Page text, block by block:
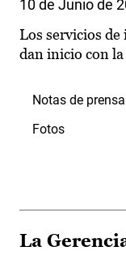
10 de Junio de
Los servicios
dan inicio con la
Notas de prensa
Fotos
La